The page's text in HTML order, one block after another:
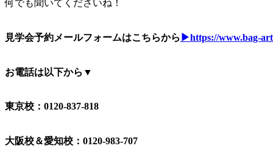
何でも聞いてくださいね！
見学会予約メールフォームはこちらから ▶https://www.bag-
お電話は以下から▼
東京校：0120-837-818
大阪校＆愛知校：0120-983-707